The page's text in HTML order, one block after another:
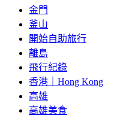
金門
釜山
開始自助旅行
離島
飛行紀錄
香港｜Hong Kong
高雄
高雄美食